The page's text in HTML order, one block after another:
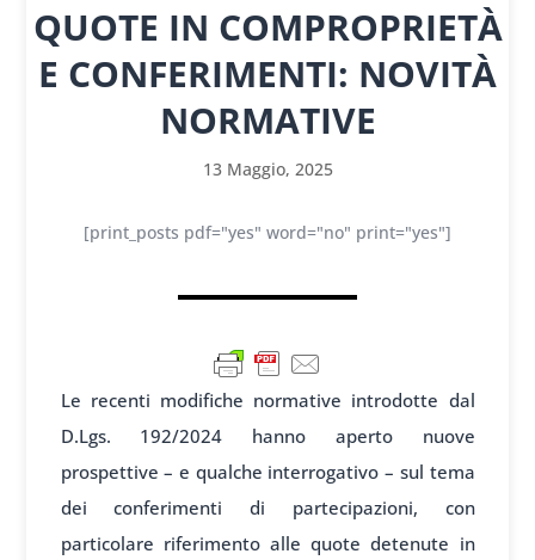
QUOTE IN COMPROPRIETÀ
E CONFERIMENTI: NOVITÀ
NORMATIVE
13 Maggio, 2025
[print_posts pdf="yes" word="no" print="yes"]
Le recenti modifiche normative introdotte dal
D.Lgs. 192/2024 hanno aperto nuove
prospettive – e qualche interrogativo – sul tema
dei conferimenti di partecipazioni, con
particolare riferimento alle quote detenute in